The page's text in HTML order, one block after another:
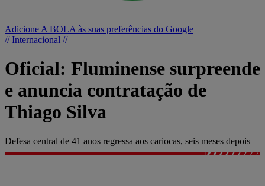
Adicione A BOLA às suas preferências do Google
// Internacional //
Oficial: Fluminense surpreende
e anuncia contratação de
Thiago Silva
Defesa central de 41 anos regressa aos cariocas, seis meses depois